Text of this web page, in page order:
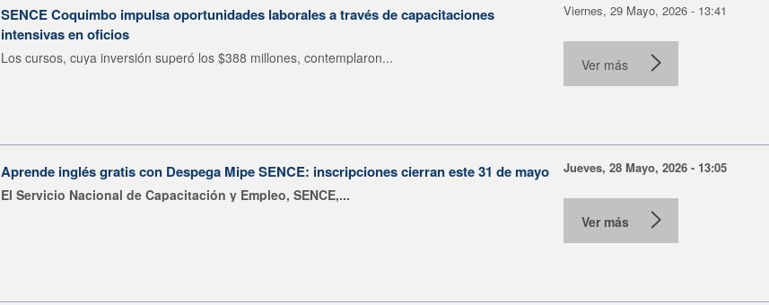
SENCE Coquimbo impulsa oportunidades laborales a través de capacitaciones
intensivas en oficios
Los cursos, cuya inversión superó los $388 millones, contemplaron...
Viernes, 29 Mayo, 2026 - 13:41
Ver más
Aprende inglés gratis con Despega Mipe SENCE: inscripciones cierran este 31 de mayo
El Servicio Nacional de Capacitación y Empleo, SENCE,...
Jueves, 28 Mayo, 2026 - 13:05
Ver más